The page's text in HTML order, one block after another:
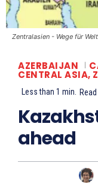
Zentralasien - Wege für
AZERBAIJAN
CENTRAL ASIA,
Less than 1 min. Read
ahead